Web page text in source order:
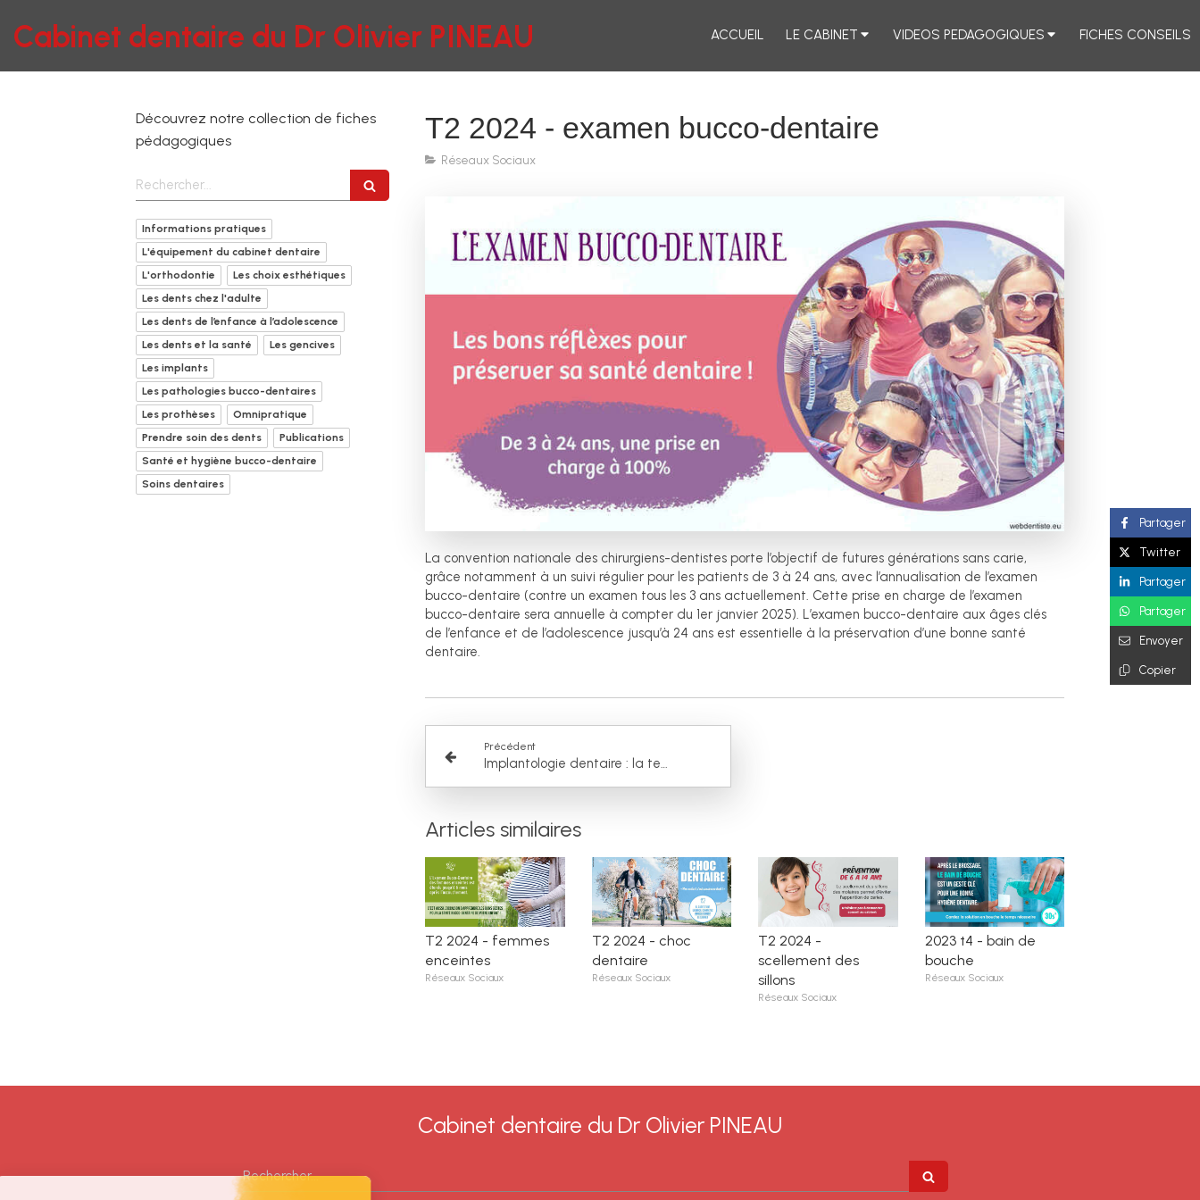
ACCUEIL LE CABINET VIDEOS PEDAGOGIQUES FICHES CONSEILS
Cabinet dentaire du Dr Olivier PINEAU
T2 2024 - examen bucco-dentaire
Réseaux Sociaux
La convention nationale des chirurgiens-dentistes porte l’objectif de futures générations sans carie,
grâce notamment à un suivi régulier pour les patients de 3 à 24 ans, avec l’annualisation de l’examen
bucco-dentaire (contre un examen tous les 3 ans actuellement. Cette prise en charge de l’examen
bucco-dentaire sera annuelle à compter du 1er janvier 2025). L’examen bucco-dentaire aux âges clés
de l’enfance et de l’adolescence jusqu’à 24 ans est essentielle à la préservation d’une bonne santé
dentaire.
Précédent
Implantologie dentaire : la technique flapless
Articles similaires
T2 2024 - femmes
enceintes
Réseaux Sociaux
T2 2024 - choc
dentaire
Réseaux Sociaux
T2 2024 -
scellement des
sillons
Réseaux Sociaux
2023 t4 - bain de
bouche
Réseaux Sociaux
Partager
Twitter
Partager
Partager
Envoyer
Copier
Découvrez notre collection de fiches
pédagogiques
Rechercher
Informations pratiques
L'équipement du cabinet dentaire
L'orthodontie
Les choix esthétiques
Les dents chez l'adulte
Les dents de l’enfance à l’adolescence
Les dents et la santé
Les gencives
Les implants
Les pathologies bucco-dentaires
Les prothèses
Omnipratique
Prendre soin des dents
Publications
Santé et hygiène bucco-dentaire
Soins dentaires
Cabinet dentaire du Dr Olivier PINEAU
Rechercher